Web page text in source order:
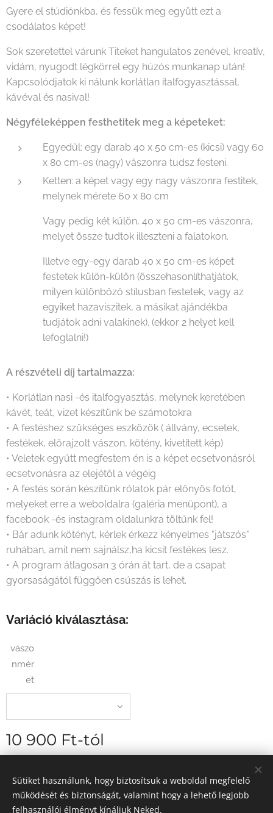
Gyere el stúdiónkba, és fessük meg együtt ezt a
csodálatos képet!
Sok szeretettel várunk Titeket hangulatos zenével, kreatív,
vidám, nyugodt légkörrel egy húzós munkanap után!
Kapcsolódjatok ki nálunk korlátlan italfogyasztással,
kávéval és nasival!
Négyféleképpen festhetitek meg a képeteket:
Egyedül: egy darab 40 x 50 cm-es (kicsi) vagy 60
x 80 cm-es (nagy) vászonra tudsz festeni.
Ketten: a képet vagy egy nagy vászonra festitek,
melynek mérete 60 x 80 cm
Vagy pedig két külön, 40 x 50 cm-es vászonra,
melyet össze tudtok illeszteni a falatokon.
Illetve egy-egy darab 40 x 50 cm-es képet
festetek külön-külön (összehasonlíthatjátok,
milyen különböző stílusban festetek, vagy az
egyiket hazaviszitek, a másikat ajándékba
tudjátok adni valakinek). (ekkor 2 helyet kell
lefoglalni!)
A részvételi díj tartalmazza:
• Korlátlan nasi -és italfogyasztás, melynek keretében
kávét, teát, vizet készítünk be számotokra
• A festéshez szükséges eszközök ( állvány, ecsetek,
festékek, előrajzolt vászon, kötény, kivetített kép)
• Veletek együtt megfestem én is a képet ecsetvonásról
ecsetvonásra az elejétől a végéig
• A festés során készítünk rólatok pár előnyös fotót,
melyeket erre a weboldalra (galéria menüpont), a
facebook -és instagram oldalunkra töltünk fel!
• Bár adunk kötényt, kérlek érkezz kényelmes "játszós"
ruhában, amit nem sajnálsz,ha kicsit festékes lesz.
• A program átlagosan 3 órán át tart, de a csapat
gyorsaságától függően csúszás is lehet.
Variáció kiválasztása:
vászo
nmér
et
10 900 Ft-tól
2026 Egyedi élményfestés - Magyarország
Sütiket használunk, hogy biztosítsuk a weboldal megfelelő
működését és biztonságát, valamint hogy a lehető legjobb
felhasználói élményt kínáljuk Neked.